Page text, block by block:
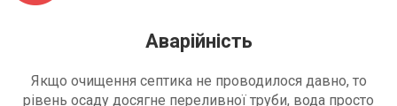
Аварійність
Якщо очищення септика не проводилося давно, то
рівень осаду досягне переливної труби, вода просто